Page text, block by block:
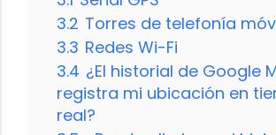
3.2 Torres de telefonía
3.3 Redes Wi-Fi
3.4 ¿El historial de Google
registra mi ubicación en
real?